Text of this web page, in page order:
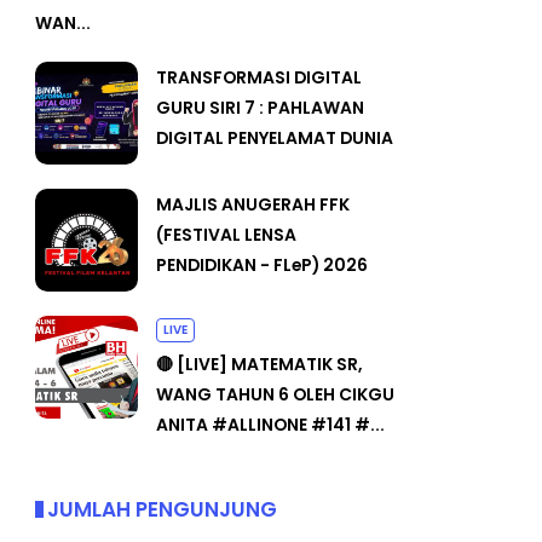
WAN...
TRANSFORMASI DIGITAL
GURU SIRI 7 : PAHLAWAN
DIGITAL PENYELAMAT DUNIA
MAJLIS ANUGERAH FFK
(FESTIVAL LENSA
PENDIDIKAN - FLeP) 2026
LIVE
🔴 [LIVE] MATEMATIK SR,
WANG TAHUN 6 OLEH CIKGU
ANITA #ALLINONE #141 #...
JUMLAH PENGUNJUNG